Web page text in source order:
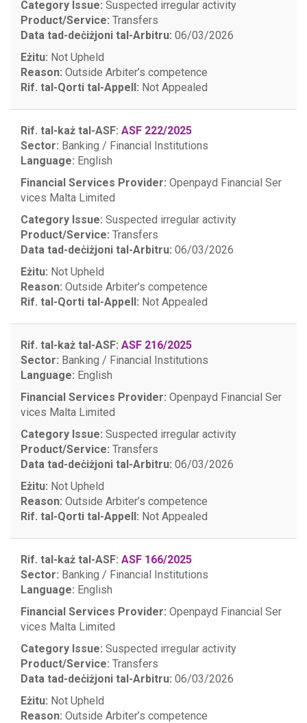
Category Issue: Suspected irregular activity
Product/Service: Transfers
Data tad-deċiżjoni tal-Arbitru: 06/03/2026
Eżitu: Not Upheld
Reason: Outside Arbiter’s competence
Rif. tal-Qorti tal-Appell: Not Appealed
Rif. tal-każ tal-ASF: ASF 222/2025
Sector: Banking / Financial Institutions
Language: English
Financial Services Provider: Openpayd Financial Ser
vices Malta Limited
Category Issue: Suspected irregular activity
Product/Service: Transfers
Data tad-deċiżjoni tal-Arbitru: 06/03/2026
Eżitu: Not Upheld
Reason: Outside Arbiter’s competence
Rif. tal-Qorti tal-Appell: Not Appealed
Rif. tal-każ tal-ASF: ASF 216/2025
Sector: Banking / Financial Institutions
Language: English
Financial Services Provider: Openpayd Financial Ser
vices Malta Limited
Category Issue: Suspected irregular activity
Product/Service: Transfers
Data tad-deċiżjoni tal-Arbitru: 06/03/2026
Eżitu: Not Upheld
Reason: Outside Arbiter’s competence
Rif. tal-Qorti tal-Appell: Not Appealed
Rif. tal-każ tal-ASF: ASF 166/2025
Sector: Banking / Financial Institutions
Language: English
Financial Services Provider: Openpayd Financial Ser
vices Malta Limited
Category Issue: Suspected irregular activity
Product/Service: Transfers
Data tad-deċiżjoni tal-Arbitru: 06/03/2026
Eżitu: Not Upheld
Reason: Outside Arbiter’s competence